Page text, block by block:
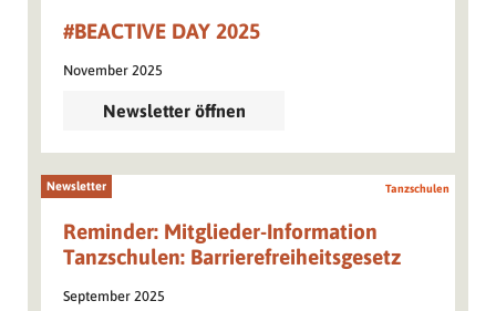
#BEACTIVE DAY 2025
November 2025
Newsletter öffnen
Newsletter
Reminder: Mitglieder-Information
Tanzschulen: Barrierefreiheitsgesetz
September 2025
Tanzschulen